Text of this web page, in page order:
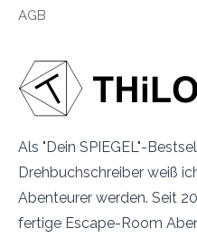
Als "Dein SPIEGEL"-
Drehbuchschreiber weiß
Abenteurer werden. Seit
fertige Escape-Room
AGB